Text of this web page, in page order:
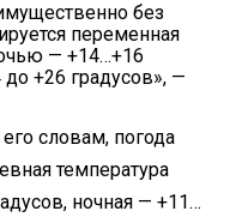
без
переменная
— +14…+16
+26 градусов», —
словам, погода
температура
ночная — +11…